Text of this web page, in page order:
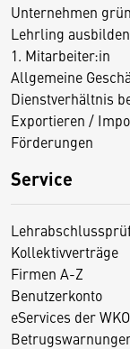
Unternehmen
Lehrling ausbilden
1. Mitarbeiter:in
Allgemeine
Dienstverhältnis
Exportieren /
Förderungen
Service
Kollektivverträge
Firmen A-Z
Benutzerkonto
eServices der WKO